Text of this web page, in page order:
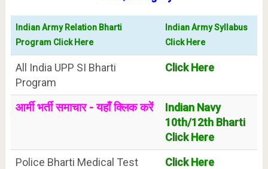
Indian Army Relation Bharti
Program Click Here
Indian Army Syllabus
Click Here
All India UPP SI Bharti
Program
Click Here
आर्मी भर्ती समाचार - यहाँ क्लिक करें
Indian Navy
10th/12th Bharti
Click Here
Police Bharti Medical Test
Click Here